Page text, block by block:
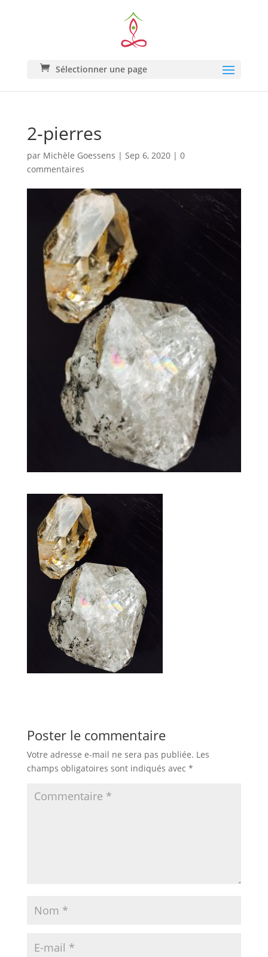
Sélectionner une page
2-pierres
par Michèle Goessens | Sep 6, 2020| 0
commentaires
Poster le commentaire
Votre adresse e-mail ne sera pas publiée. Les
champs obligatoires sont indiqués avec *